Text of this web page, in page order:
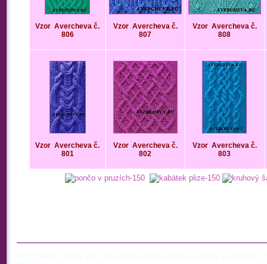
Vzor Avercheva č.
806
Vzor Avercheva č.
807
Vzor Avercheva č.
808
Vzor Avercheva č.
801
Vzor Avercheva č.
802
Vzor Avercheva č.
803